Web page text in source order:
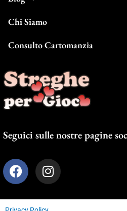
Chi Siamo
Consulto Cartomanzia
Seguici sulle nostre pagine
F
a
e
I
n
t